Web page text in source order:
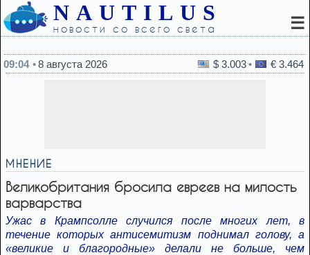
NAUTILUS
новости со всего света ☰
09:04 8 августа 2026 $ 3.003 € 3.464
МНЕНИЕ
Великобритания бросила евреев на милость
варварства
Ужас в Крампсолле случился после многих лет, в
течение которых антисемитизм поднимал голову, а
«великие и благородные» делали не больше, чем